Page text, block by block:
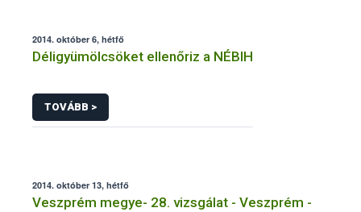
2014. október 6, hétfő
Déligyümölcsöket ellenőriz a NÉBIH
TOVÁBB >
2014. október 13, hétfő
Veszprém megye- 28. vizsgálat - Veszprém -